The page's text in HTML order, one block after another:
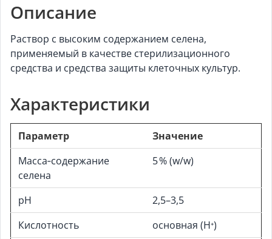
Описание
Раствор с высоким содержанием селена,
применяемый в качестве стерилизационного
средства и средства защиты клеточных культур.
Характеристики
Параметр
Значение
Масса‑содержание
селена
5 % (w/w)
pH
2,5–3,5
Кислотность
основная (H⁺)